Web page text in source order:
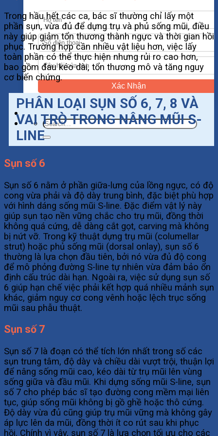
Xác Nhận
Trong hầu hết các ca, bác sĩ thường chỉ lấy một
phần sụn, vừa đủ để dựng trụ và phủ sống mũi, điều
này giúp giảm tổn thương thành ngực và thời gian hồi
phục. Trường hợp cần nhiều vật liệu hơn, việc lấy
toàn phần có thể thực hiện nhưng rủi ro cao hơn,
bao gồm đau kéo dài, tổn thương mô và tăng nguy
cơ biến chứng.
PHÂN LOẠI SỤN SỐ 6, 7, 8 VÀ
VAI TRÒ TRONG NÂNG MŨI S-
LINE
Sụn số 6
Sụn số 6 nằm ở phần giữa-lưng của lồng ngực, có độ
cong vừa phải và độ dày trung bình, đặc biệt phù hợp
với hình dáng sống mũi S-line. Đặc điểm vật lý này
giúp sụn tạo nền vững chắc cho trụ mũi, đồng thời
không quá cứng, dễ dàng cắt gọt, carving mà không
bị nứt vỡ. Trong kỹ thuật dựng trụ mũi (columellar
strut) hoặc phủ sống mũi (dorsal onlay), sụn số 6
thường là lựa chọn đầu tiên, bởi nó vừa đủ độ cong
để mô phỏng đường S-line tự nhiên vừa đảm bảo ổn
định cấu trúc dài hạn. Ngoài ra, việc sử dụng sụn số
6 giúp hạn chế việc phải kết hợp quá nhiều mảnh sụn
khác, giảm nguy cơ cong vênh hoặc lệch trục sống
mũi sau phẫu thuật.
Sụn số 7
Sụn số 7 là đoạn có thể tích lớn nhất trong số các
sụn trung tâm, độ dày và chiều dài vượt trội, thuận lợi
để nâng sống mũi cao, kéo dài từ trụ mũi lên vùng
sống giữa và đầu mũi. Khi dựng sống mũi S-line, sụn
số 7 cho phép bác sĩ tạo đường cong mềm mại liên
tục, giúp sống mũi không bị gồ ghề hoặc thô cứng.
Độ dày vừa đủ cũng giúp trụ mũi vững mà không gây
áp lực lên da mũi, đồng thời ít co rút sau khi phục
hồi. Chính vì vậy, sụn số 7 là lựa chọn tối ưu cho các